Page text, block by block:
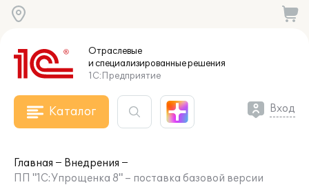
Отраслевые
и специализированныерешения
1С:Предприятие
Каталог Вход
Главная
Внедрения
ПП "1С:Упрощенка 8" – поставка базовой версии